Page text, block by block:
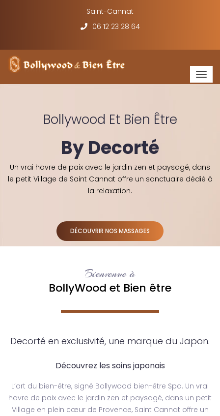
Saint-Cannat
06 12 23 28 64
Bollywood Et Bien Être
By Decorté
Un vrai havre de paix avec le jardin zen et paysagé, dans
le petit Village de Saint Cannat offre un sanctuaire dédié à
la relaxation.
DÉCOUVRIR NOS MASSAGES
Bienvenue à
BollyWood et Bien être
Decorté en exclusivité, une marque du Japon.
Découvrez les soins japonais
L’art du bien-être, signé Bollywood bien-être Spa. Un vrai
havre de paix avec le jardin zen et paysagé, dans un petit
Village en plein cœur de Provence, Saint Cannat offre un